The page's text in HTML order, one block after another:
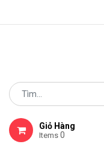
Giỏ Hàng
Items 0